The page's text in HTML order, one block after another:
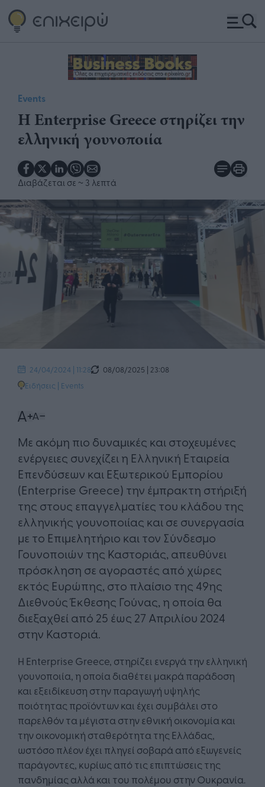
Events
H Enterprise Greece στηρίζει την
ελληνική γουνοποιία
Διαβάζεται σε ~ 3 λεπτά
24/04/2024 | 11:28
08/08/2025 | 23:08
Ειδήσεις | Events
Με ακόμη πιο δυναμικές και στοχευμένες
ενέργειες συνεχίζει η Ελληνική Εταιρεία
Επενδύσεων και Εξωτερικού Εμπορίου
(Enterprise Greece) την έμπρακτη στήριξή
της στους επαγγελματίες του κλάδου της
ελληνικής γουνοποιίας και σε συνεργασία
με το Επιμελητήριο και τον Σύνδεσμο
Γουνοποιών της Καστοριάς, απευθύνει
πρόσκληση σε αγοραστές από χώρες
εκτός Ευρώπης, στο πλαίσιο της 49ης
Διεθνούς Έκθεσης Γούνας, η οποία θα
διεξαχθεί από 25 έως 27 Απριλίου 2024
στην Καστοριά.
Η Enterprise Greece, στηρίζει ενεργά την ελληνική
γουνοποιία, η οποία διαθέτει μακρά παράδοση
και εξειδίκευση στην παραγωγή υψηλής
ποιότητας προϊόντων και έχει συμβάλει στο
παρελθόν τα μέγιστα στην εθνική οικονομία και
την οικονομική σταθερότητα της Ελλάδας,
ωστόσο πλέον έχει πληγεί σοβαρά από εξωγενείς
παράγοντες, κυρίως από τις επιπτώσεις της
πανδημίας αλλά και του πολέμου στην Ουκρανία.